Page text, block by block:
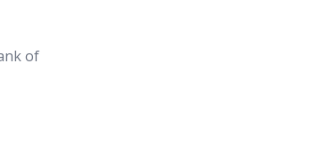
of